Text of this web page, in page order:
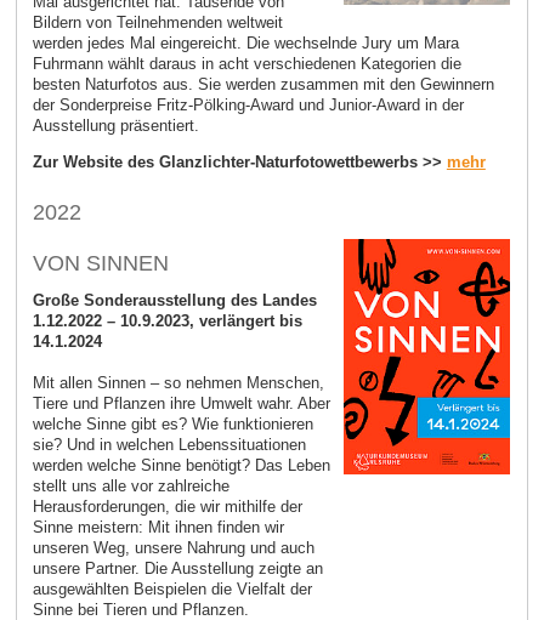
Bildern von Teilnehmenden weltweit
werden jedes Mal eingereicht. Die wechselnde Jury um Mara
Fuhrmann wählt daraus in acht verschiedenen Kategorien die
besten Naturfotos aus. Sie werden zusammen mit den Gewinnern
der Sonderpreise Fritz-Pölking-Award und Junior-Award in der
Ausstellung präsentiert.
Zur Website des Glanzlichter-Naturfotowettbewerbs >> mehr
2022
VON SINNEN
Große Sonderausstellung des Landes
1.12.2022 – 10.9.2023, verlängert bis
14.1.2024
Mit allen Sinnen – so nehmen Menschen,
Tiere und Pflanzen ihre Umwelt wahr. Aber
welche Sinne gibt es? Wie funktionieren
sie? Und in welchen Lebenssituationen
werden welche Sinne benötigt? Das Leben
stellt uns alle vor zahlreiche
Herausforderungen, die wir mithilfe der
Sinne meistern: Mit ihnen finden wir
unseren Weg, unsere Nahrung und auch
unsere Partner. Die Ausstellung zeigte an
ausgewählten Beispielen die Vielfalt der
Sinne bei Tieren und Pflanzen.